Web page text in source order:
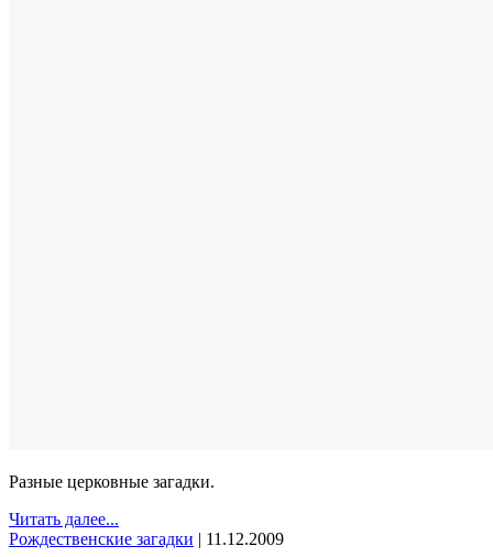
Разные церковные загадки.
Читать далее...
Рождественские загадки | 11.12.2009